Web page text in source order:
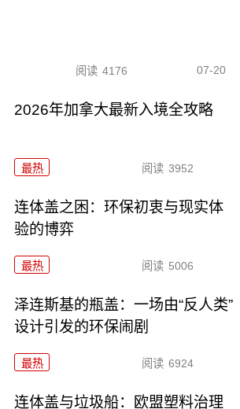
阅读 4176 07-20
2026年加拿大最新入境全攻略
最热 阅读 3952
连体盖之困：环保初衷与现实体
验的博弈
最热 阅读 5006
泽连斯基的瓶盖：一场由“反人类”
设计引发的环保闹剧
最热 阅读 6924
连体盖与垃圾船：欧盟塑料治理